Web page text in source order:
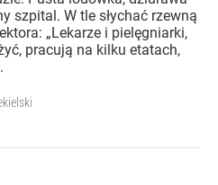
szpital. W tle słychać rzewną
„Lekarze i pielęgniarki,
pracują na kilku etatach,